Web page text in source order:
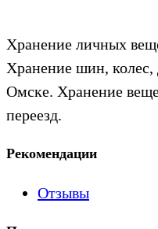
Хранение личных
Хранение шин, колес,
Омске. Хранение
переезд.
Рекомендации
Отзывы